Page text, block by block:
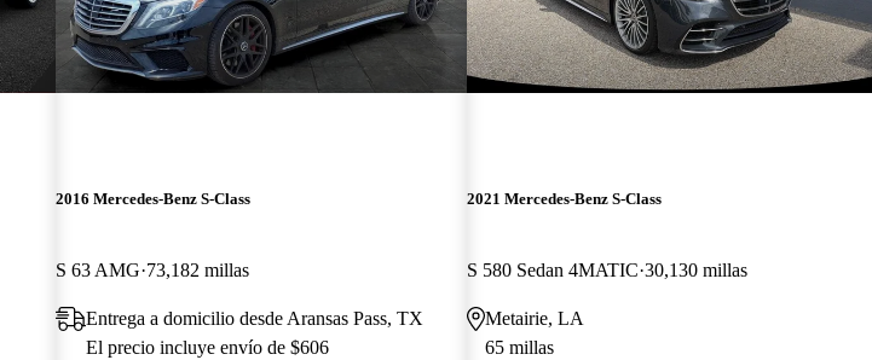
2016 Mercedes-Benz S-Class
S 63 AMG 73,182 millas
Entrega a domicilio desde Aransas Pass, TX
El precio incluye envío de $606
2021 Mercedes-Benz S-Class
S 580 Sedan 4MATIC 30,130 millas
Metairie, LA
65 millas